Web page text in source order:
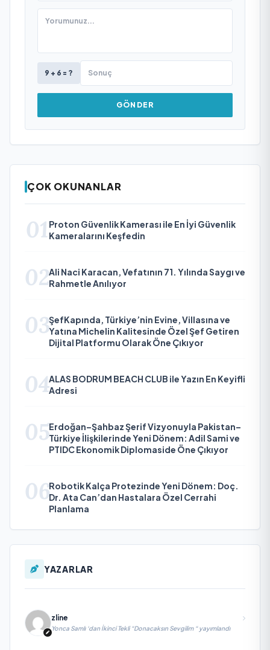
9 + 6 = ?
GÖNDER
ÇOK OKUNANLAR
01 Proton Güvenlik Kamerası ile En İyi Güvenlik
Kameralarını Keşfedin
02Ali Naci Karacan, Vefatının 71. Yılında Saygı ve
Rahmetle Anılıyor
03ŞefKapında, Türkiye’nin Evine, Villasına ve
Yatına Michelin Kalitesinde Özel Şef Getiren
Dijital Platformu Olarak Öne Çıkıyor
04ALAS BODRUM BEACH CLUB ile Yazın En Keyifli
Adresi
05Erdoğan–Şahbaz Şerif Vizyonuyla Pakistan–
Türkiye İlişkilerinde Yeni Dönem: Adil Sami ve
PTIDC Ekonomik Diplomaside Öne Çıkıyor
06Robotik Kalça Protezinde Yeni Dönem: Doç.
Dr. Ata Can’dan Hastalara Özel Cerrahi
Planlama
YAZARLAR
zline
Yonca Samlı ‘dan İkinci Tekli “Donacaksın Sevgilim “ yayımlandı